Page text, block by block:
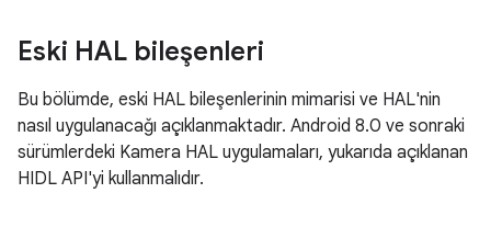
Eski HAL bileşenleri
Bu bölümde, eski HAL bileşenlerinin mimarisi ve HAL'nin
nasıl uygulanacağı açıklanmaktadır. Android 8.0 ve sonraki
sürümlerdeki Kamera HAL uygulamaları, yukarıda açıklanan
HIDL API'yi kullanmalıdır.